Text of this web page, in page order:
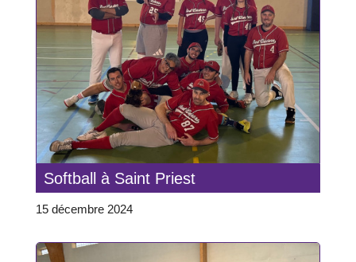
Softball à Saint Priest
15 décembre 2024